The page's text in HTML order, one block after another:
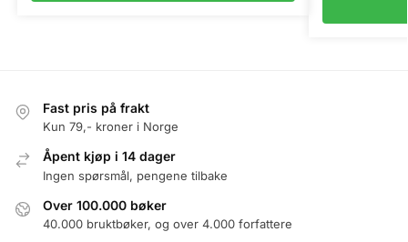
Fast pris på frakt
Kun 79,- kroner i Norge
Åpent kjøp i 14 dager
Ingen spørsmål, pengene tilbake
Over 100.000 bøker
40.000 bruktbøker, og over 4.000 forfattere